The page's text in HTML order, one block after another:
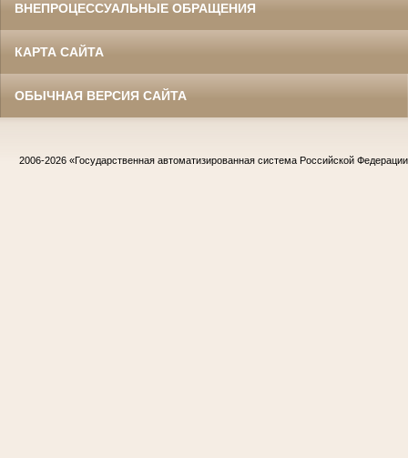
ВНЕПРОЦЕССУАЛЬНЫЕ ОБРАЩЕНИЯ
КАРТА САЙТА
ОБЫЧНАЯ ВЕРСИЯ САЙТА
2006-2026 «Государственная автоматизированная система Российской